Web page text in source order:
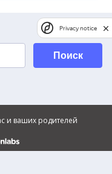
Поиск
и ваших родителей
Privacy notice